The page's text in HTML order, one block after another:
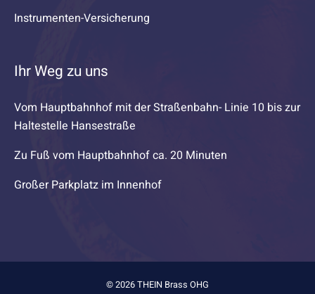
Instrumenten-Versicherung
Ihr Weg zu uns
Vom Hauptbahnhof mit der Straßenbahn- Linie 10 bis zur
Haltestelle Hansestraße
Zu Fuß vom Hauptbahnhof ca. 20 Minuten
Großer Parkplatz im Innenhof
© 2026 THEIN Brass OHG